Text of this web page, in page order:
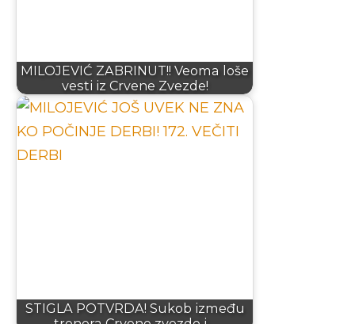
MILOJEVIĆ ZABRINUT!! Veoma loše
vesti iz Crvene Zvezde!
STIGLA POTVRDA! Sukob između